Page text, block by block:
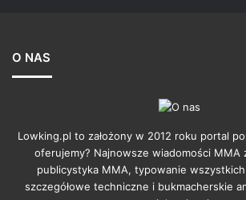
O NAS
Lowking.pl to założony w 2012 roku portal
oferujemy? Najnowsze wiadomości MMA
publicystyka MMA, typowanie wszystkich
szczegółowe techniczne i bukmacherskie